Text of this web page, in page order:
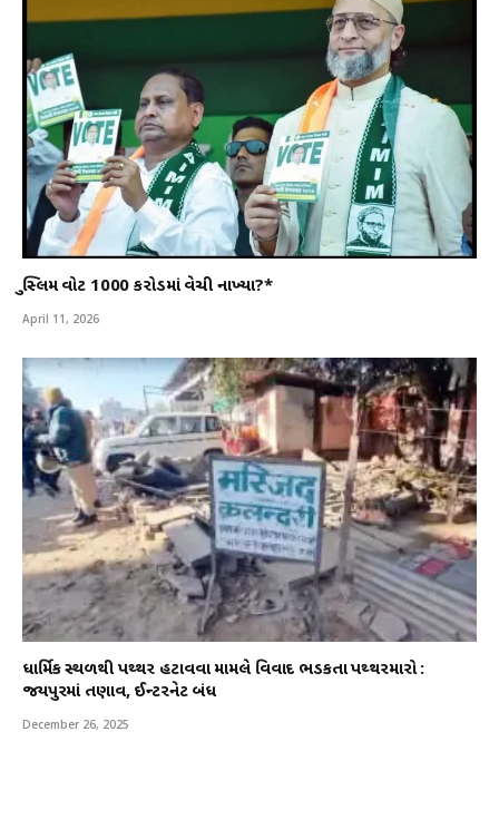
મુસ્લિમ વોટ 1000 કરોડમાં વેચી નાખ્યા?*
April 11, 2026
ધાર્મિક સ્થળથી પથ્થર હટાવવા મામલે વિવાદ ભડકતા પથ્થરમારો :
જયપુરમાં તણાવ, ઈન્ટરનેટ બંધ
December 26, 2025